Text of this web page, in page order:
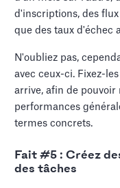
d'inscriptions, des
que des taux d'échec
N'oubliez pas,
avec ceux-ci. Fixez-
arrive, afin de
performances
termes concrets.
Fait #5 : Créez
des tâches